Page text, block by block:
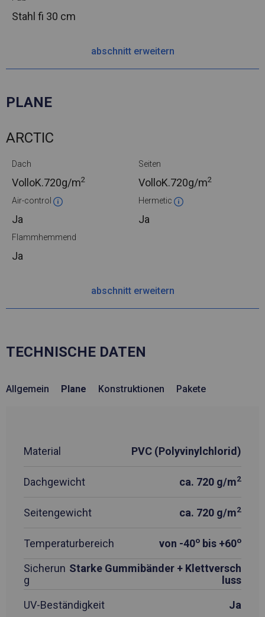
Stahl fi 30 cm
abschnitt erweitern
PLANE
ARCTIC
Dach
VolloK.720g/m2
Seiten
VolloK.720g/m2
Air-control
Ja
Hermetic
Ja
Flammhemmend
Ja
abschnitt erweitern
TECHNISCHE DATEN
Allgemein Plane Konstruktionen Pakete
Material PVC (Polyvinylchlorid)
Dachgewicht ca. 720 g/m2
Seitengewicht ca. 720 g/m2
Temperaturbereich von -40o bis +60o
Sicherun
g
Starke Gummibänder + Klettversch
luss
UV-Beständigkeit
Ja